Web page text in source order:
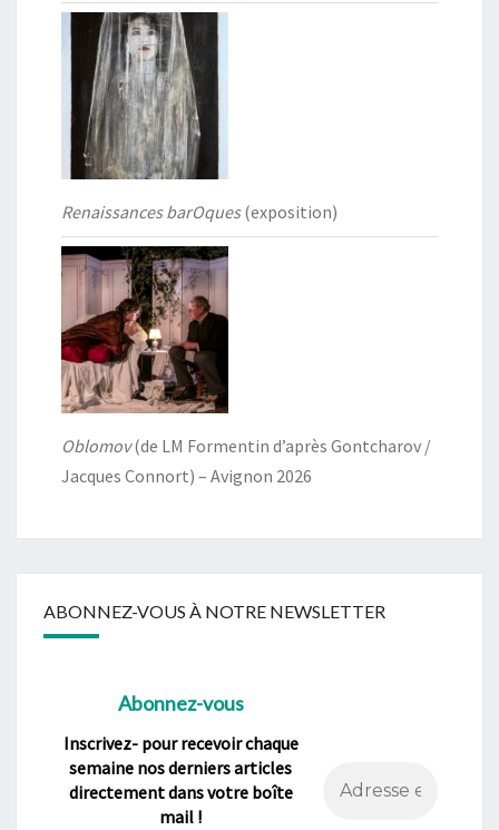
Renaissances barOques(exposition)
Oblomov(de LM Formentin d’après Gontcharov /
Jacques Connort) – Avignon 2026
ABONNEZ-VOUS À NOTRE NEWSLETTER
Abonnez-vous
Inscrivez- pour recevoir chaque
semaine nos derniers articles
directement dans votre boîte
mail !